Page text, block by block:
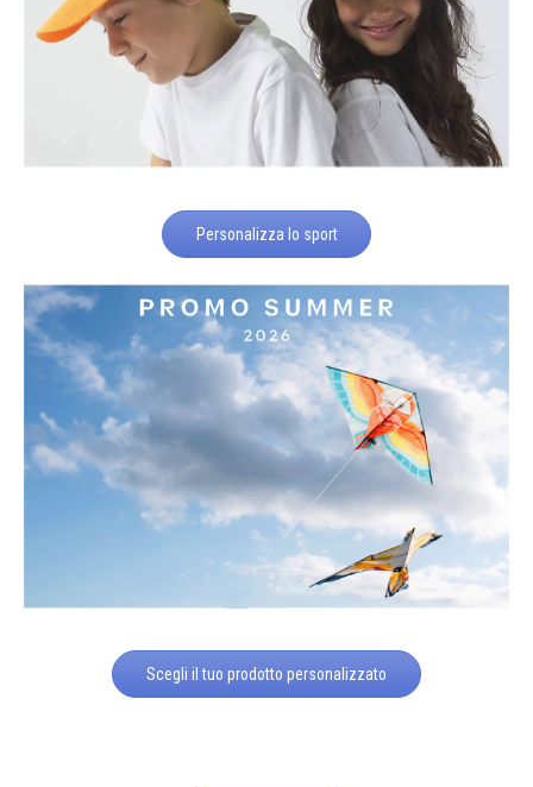
Personalizza lo sport
Scegli il tuo prodotto personalizzato